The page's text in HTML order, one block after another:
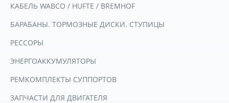
КАБЕЛЬ WABCO / HUFTE / BREMHOF
БАРАБАНЫ. ТОРМОЗНЫЕ ДИСКИ. СТУПИЦЫ
РЕССОРЫ
ЭНЕРГОАККУМУЛЯТОРЫ
РЕМКОМПЛЕКТЫ СУППОРТОВ
ЗАПЧАСТИ ДЛЯ ДВИГАТЕЛЯ